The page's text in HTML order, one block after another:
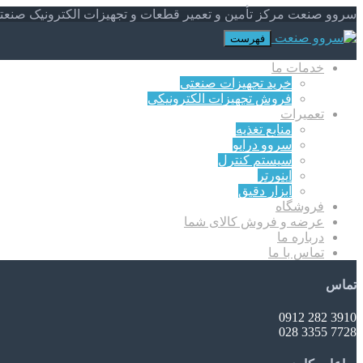
سروو صنعت مرکز تأمین و تعمیر قطعات و تجهیزات الکترونیک
فهرست
خدمات ما
خرید تجهیزات صنعتی
فروش تجهیزات الکترونیکی
تعمیرات
منابع تغذیه
سروو درایو
سیستم کنترل
اینورتر
ابزار دقیق
فروشگاه
عرضه و فروش کالای شما
درباره ما
تماس با ما
تماس
3910 282 0912
7728 3355 028